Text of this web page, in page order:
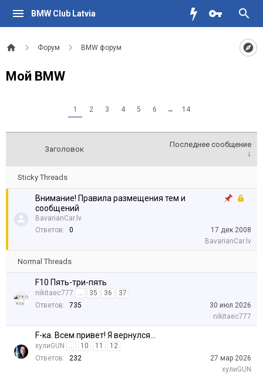
BMW Club Latvia
Форум BMW форум
Мой BMW
1 2 3 4 5 6 → 14
Заголовок
Последнее сообщение
↓
Sticky Threads
Внимание! Правила размещения тем и
сообщений
BavarianCar.lv
Ответов:
0
17 дек 2008
BavarianCar.lv
Normal Threads
F10 Пять-три-пять
nikitaec777 ... 35 36
37
Ответов:
735
30 июл 2026
nikitaec777
F-ка. Всем привет! Я вернулся…
хулиGUN ... 10 11
12
Ответов:
232
27 мар 2026
хулиGUN